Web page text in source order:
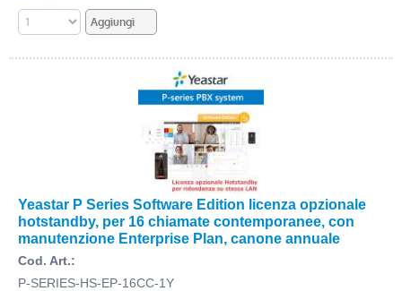
Yeastar P Series Software Edition licenza opzionale
hotstandby, per 16 chiamate contemporanee, con
manutenzione Enterprise Plan, canone annuale
Cod. Art.:
P-SERIES-HS-EP-16CC-1Y